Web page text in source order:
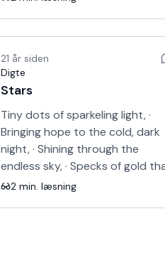
21 år siden
Digte
Stars
Tiny dots of sparkeling light, ·
Bringing hope to the cold, dark
night, · Shining through the
endless sky, · Specks of gold
seem to fly, · Billions of miles
2 min. læsning